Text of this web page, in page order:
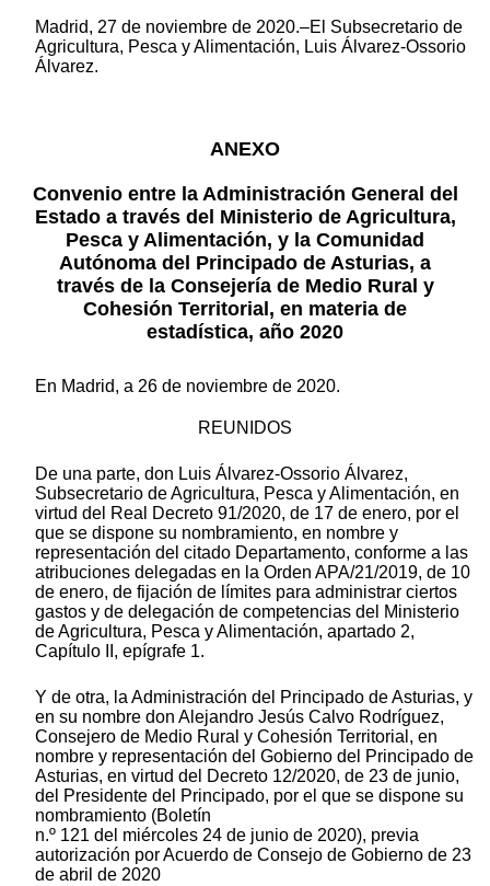
Madrid, 27 de noviembre de 2020.–El Subsecretario de
Agricultura, Pesca y Alimentación, Luis Álvarez-Ossorio
Álvarez.
ANEXO
Convenio entre la Administración General del
Estado a través del Ministerio de Agricultura,
Pesca y Alimentación, y la Comunidad
Autónoma del Principado de Asturias, a
través de la Consejería de Medio Rural y
Cohesión Territorial, en materia de
estadística, año 2020
En Madrid, a 26 de noviembre de 2020.
REUNIDOS
De una parte, don Luis Álvarez-Ossorio Álvarez,
Subsecretario de Agricultura, Pesca y Alimentación, en
virtud del Real Decreto 91/2020, de 17 de enero, por el
que se dispone su nombramiento, en nombre y
representación del citado Departamento, conforme a las
atribuciones delegadas en la Orden APA/21/2019, de 10
de enero, de fijación de límites para administrar ciertos
gastos y de delegación de competencias del Ministerio
de Agricultura, Pesca y Alimentación, apartado 2,
Capítulo II, epígrafe 1.
Y de otra, la Administración del Principado de Asturias, y
en su nombre don Alejandro Jesús Calvo Rodríguez,
Consejero de Medio Rural y Cohesión Territorial, en
nombre y representación del Gobierno del Principado de
Asturias, en virtud del Decreto 12/2020, de 23 de junio,
del Presidente del Principado, por el que se dispone su
nombramiento (Boletín
n.º 121 del miércoles 24 de junio de 2020), previa
autorización por Acuerdo de Consejo de Gobierno de 23
de abril de 2020